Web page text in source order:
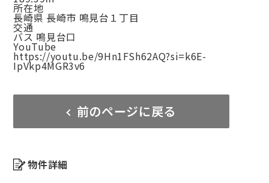
所在地
長崎県 長崎市 鳴見台１丁目
交通
バス 鳴見台口
YouTube
https://youtu.be/9Hn1FSh62AQ?si=k6E-
IpVkp4MGR3v6
前のページに戻る
物件詳細